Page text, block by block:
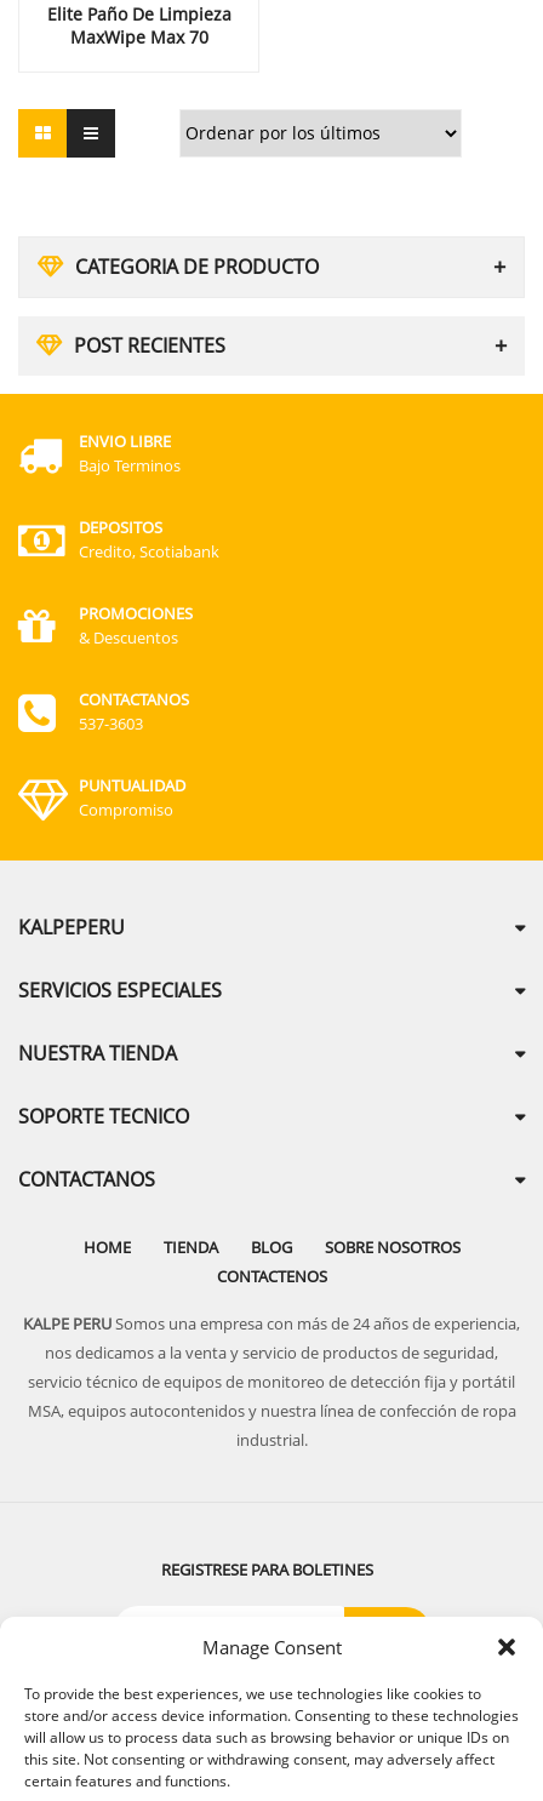
Manage Consent
To provide the best experiences, we use technologies like cookies to
store and/or access device information. Consenting to these technologies
will allow us to process data such as browsing behavior or unique IDs on
this site. Not consenting or withdrawing consent, may adversely affect
certain features and functions.
CATEGORIA DE PRODUCTO
POST RECIENTES
Elite Paño De Limpieza
MaxWipe Max 70
ENVIO LIBRE
Bajo Terminos
DEPOSITOS
Credito, Scotiabank
PROMOCIONES
& Descuentos
CONTACTANOS
537-3603
PUNTUALIDAD
Compromiso
KALPEPERU
SERVICIOS ESPECIALES
NUESTRA TIENDA
SOPORTE TECNICO
CONTACTANOS
HOME TIENDA BLOG
SOBRE NOSOTROS
CONTACTENOS
KALPE PERUSomos una empresa con más de 24 años de experiencia,
nos dedicamos a la venta y servicio de productos de seguridad,
servicio técnico de equipos de monitoreo de detección fija y portátil
MSA, equipos autocontenidos y nuestra línea de confección de ropa
industrial.
REGISTRESE PARA BOLETINES
SIGUENOS: